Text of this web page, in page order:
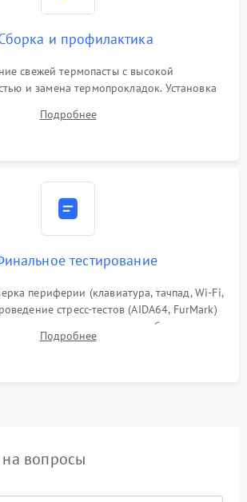
и профилактика
свежей термопасты с высокой
и замена термопрокладок. Установка
памяти и накопителей. Предварительная
Подробнее
тестирование
периферии (клавиатура, тачпад, Wi-Fi,
стресс-тестов (AIDA64, FurMark)
режима и стабильности
под пиковой нагрузкой.
Подробнее
на вопросы